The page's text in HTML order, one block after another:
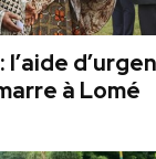
à Lomé